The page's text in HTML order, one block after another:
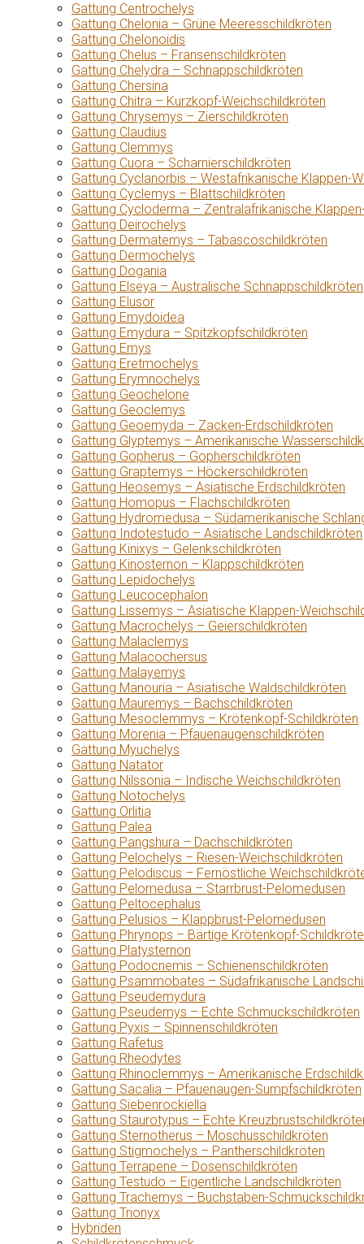
Gattung Centrochelys
Gattung Chelonia – Grüne Meeresschildkröten
Gattung Chelonoidis
Gattung Chelus – Fransenschildkröten
Gattung Chelydra – Schnappschildkröten
Gattung Chersina
Gattung Chitra – Kurzkopf-Weichschildkröten
Gattung Chrysemys – Zierschildkröten
Gattung Claudius
Gattung Clemmys
Gattung Cuora – Scharnierschildkröten
Gattung Cyclanorbis – Westafrikanische Klappen-
Gattung Cyclemys – Blattschildkröten
Gattung Cycloderma – Zentralafrikanische
Gattung Deirochelys
Gattung Dermatemys – Tabascoschildkröten
Gattung Dermochelys
Gattung Dogania
Gattung Elseya – Australische Schnappschildkröten
Gattung Elusor
Gattung Emydoidea
Gattung Emydura – Spitzkopfschildkröten
Gattung Emys
Gattung Eretmochelys
Gattung Erymnochelys
Gattung Geochelone
Gattung Geoclemys
Gattung Geoemyda – Zacken-Erdschildkröten
Gattung Glyptemys – Amerikanische
Gattung Gopherus – Gopherschildkröten
Gattung Graptemys – Höckerschildkröten
Gattung Heosemys – Asiatische Erdschildkröten
Gattung Homopus – Flachschildkröten
Gattung Hydromedusa – Südamerikanische
Gattung Indotestudo – Asiatische Landschildkröten
Gattung Kinixys – Gelenkschildkröten
Gattung Kinosternon – Klappschildkröten
Gattung Lepidochelys
Gattung Leucocephalon
Gattung Lissemys – Asiatische Klappen-
Gattung Macrochelys – Geierschildkröten
Gattung Malaclemys
Gattung Malacochersus
Gattung Malayemys
Gattung Manouria – Asiatische Waldschildkröten
Gattung Mauremys – Bachschildkröten
Gattung Mesoclemmys – Krötenkopf-Schildkröten
Gattung Morenia – Pfauenaugenschildkröten
Gattung Myuchelys
Gattung Natator
Gattung Nilssonia – Indische Weichschildkröten
Gattung Notochelys
Gattung Orlitia
Gattung Palea
Gattung Pangshura – Dachschildkröten
Gattung Pelochelys – Riesen-Weichschildkröten
Gattung Pelodiscus – Fernöstliche
Gattung Pelomedusa – Starrbrust-Pelomedusen
Gattung Peltocephalus
Gattung Pelusios – Klappbrust-Pelomedusen
Gattung Phrynops – Bärtige Krötenkopf-
Gattung Platysternon
Gattung Podocnemis – Schienenschildkröten
Gattung Psammobates – Südafrikanische
Gattung Pseudemydura
Gattung Pseudemys – Echte Schmuckschildkröten
Gattung Pyxis – Spinnenschildkröten
Gattung Rafetus
Gattung Rheodytes
Gattung Rhinoclemmys – Amerikanische
Gattung Sacalia – Pfauenaugen-Sumpfschildkröten
Gattung Siebenrockiella
Gattung Staurotypus – Echte
Gattung Sternotherus – Moschusschildkröten
Gattung Stigmochelys – Pantherschildkröten
Gattung Terrapene – Dosenschildkröten
Gattung Testudo – Eigentliche Landschildkröten
Gattung Trachemys – Buchstaben-
Gattung Trionyx
Hybriden